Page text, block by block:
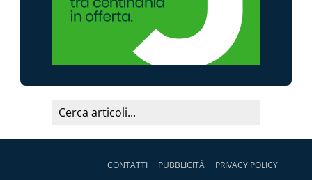
CONTATTI PUBBLICITÀ PRIVACY POLICY